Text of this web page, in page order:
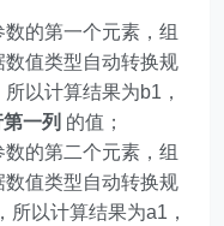
的第一个元素，组
数值类型自动转换规
以计算结果为b1，
一列 的值；
的第二个元素，组
数值类型自动转换规
以计算结果为a1，